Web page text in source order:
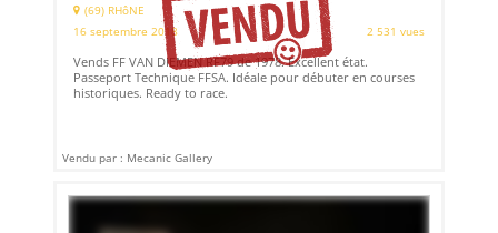
(69) RHôNE
16 septembre 2018
2 531 vues
Vends FF VAN DIEMEN RF79 de 1978. Excellent état.
Passeport Technique FFSA. Idéale pour débuter en courses
historiques. Ready to race.
Vendu par : Mecanic Gallery